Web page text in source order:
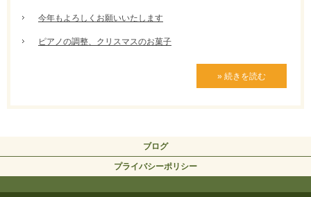
今年もよろしくお願いいたします
ピアノの調整、クリスマスのお菓子
» 続きを読む
ブログ
プライバシーポリシー